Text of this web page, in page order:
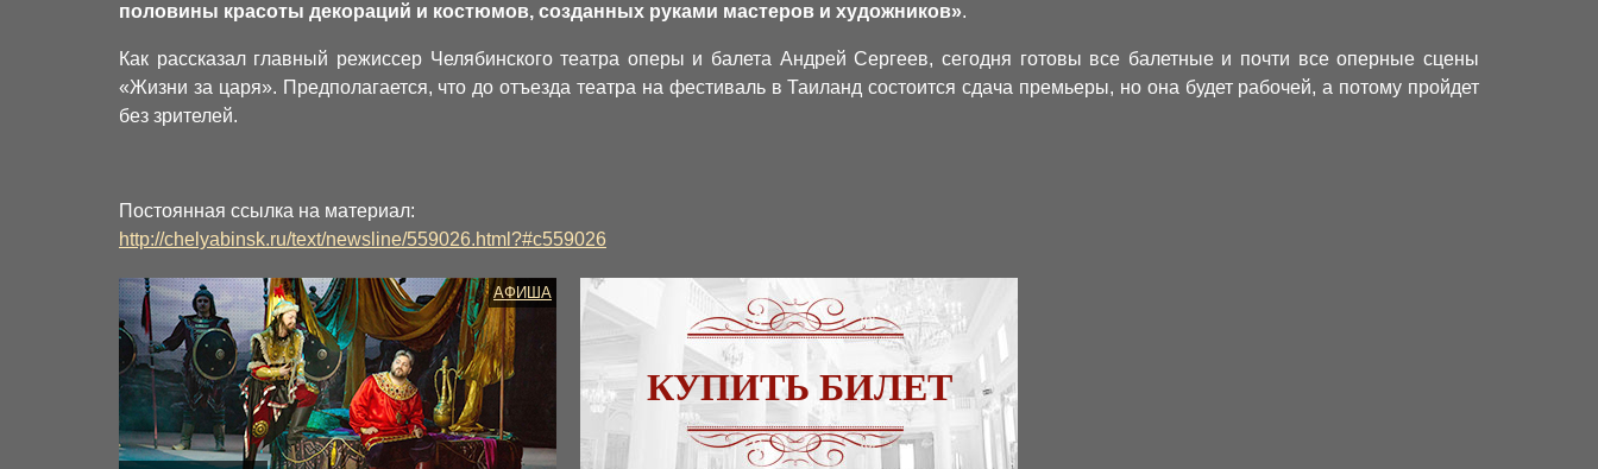
половины красоты декораций и костюмов, созданных руками мастеров и художников».
Как рассказал главный режиссер Челябинского театра оперы и балета Андрей Сергеев, сегодня готовы все балетные и почти все оперные сцены
«Жизни за царя». Предполагается, что до отъезда театра на фестиваль в Таиланд состоится сдача премьеры, но она будет рабочей, а потому пройдет
без зрителей.
Постоянная ссылка на материал:
http://chelyabinsk.ru/text/newsline/559026.html?#c559026
АФИША
КУПИТЬ БИЛЕТ